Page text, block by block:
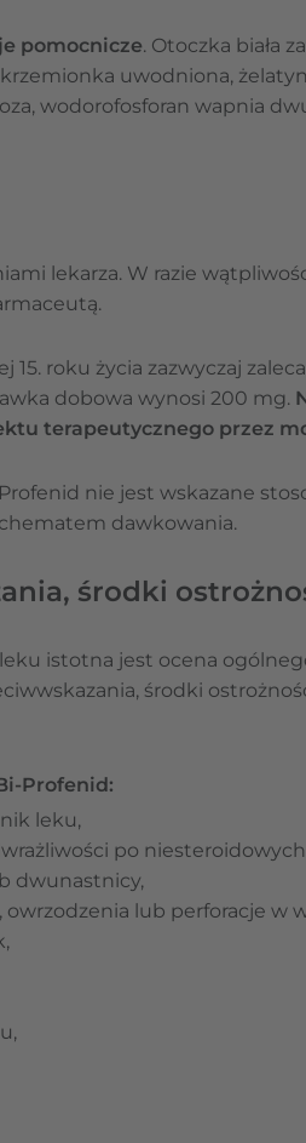
pomocnicze. Otoczka biała
uwodniona,
wodorofosforan wapnia
lekarza. W razie
15. roku życia zazwyczaj
dobowa wynosi 200 mg.
terapeutycznego przez
nie jest wskazane
dawkowania.
środki
istotna jest ocena
środki
Profenid:
leku,
po
dwunastnicy,
lub perforacje w